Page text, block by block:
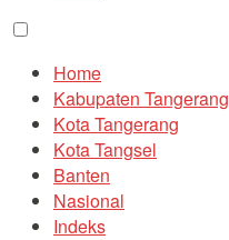
Home
Kabupaten Tangerang
Kota Tangerang
Kota Tangsel
Banten
Nasional
Indeks